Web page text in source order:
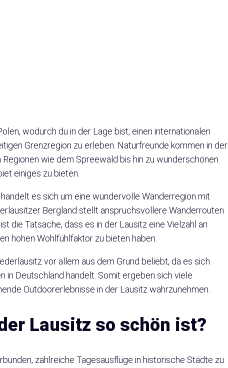
wodurch du in der Lage bist, einen internationalen
Grenzregion zu erleben. Naturfreunde kommen in der
wie dem Spreewald bis hin zu wunderschönen
einiges zu bieten.
es sich um eine wundervolle Wanderregion mit
Bergland stellt anspruchsvollere Wanderrouten
die Tatsache, dass es in der Lausitz eine Vielzahl an
hohen Wohlfühlfaktor zu bieten haben.
vor allem aus dem Grund beliebt, da es sich
in Deutschland handelt. Somit ergeben sich viele
Outdoorerlebnisse in der Lausitz wahrzunehmen.
Lausitz so schön ist?
zahlreiche Tagesausflüge in historische Städte zu